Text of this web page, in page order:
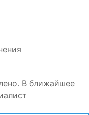
В ближайшее